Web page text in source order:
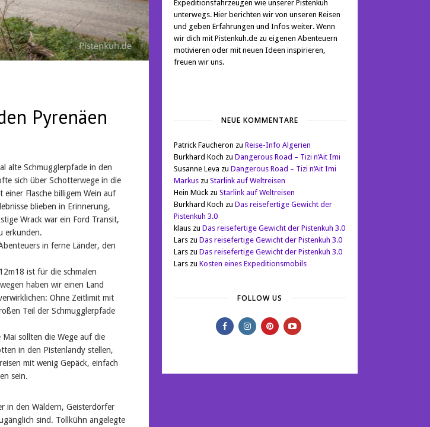
Pyrenäen
alte Schmugglerpfade in den
sich über Schotterwege in die
Flasche billigem Wein auf
blieben in Erinnerung,
Wrack war ein Ford Transit,
erkunden.
in ferne Länder, den
ist für die schmalen
haben wir einen Land
Ohne Zeitlimit mit
Teil der Schmugglerpfade
sollten die Wege auf die
in den Pistenlandy stellen,
mit wenig Gepäck, einfach
sein.
in den Wäldern, Geisterdörfer
sind. Tollkühn angelegte
Expeditionsfahrzeugen wie unserer Pistenkuh
unterwegs. Hier berichten wir von unseren Reisen
und geben Erfahrungen und Infos weiter. Wenn
wir dich mit Pistenkuh.de zu eigenen Abenteuern
motivieren oder mit neuen Ideen inspirieren,
freuen wir uns.
NEUE KOMMENTARE
Patrick Faucheron zu Reise-Info Algerien
Burkhard Koch zu Dangerous Road – Tizi n‘Ait Imi
Susanne Leva zu Dangerous Road – Tizi n‘Ait Imi
Markus zu Starlink auf Weltreisen
Hein Mück zu Starlink auf Weltreisen
Burkhard Koch zu Das reisefertige Gewicht der
Pistenkuh 3.0
klaus zu Das reisefertige Gewicht der Pistenkuh 3.0
Lars zu Das reisefertige Gewicht der Pistenkuh 3.0
Lars zu Das reisefertige Gewicht der Pistenkuh 3.0
Lars zu Kosten eines Expeditionsmobils
FOLLOW US